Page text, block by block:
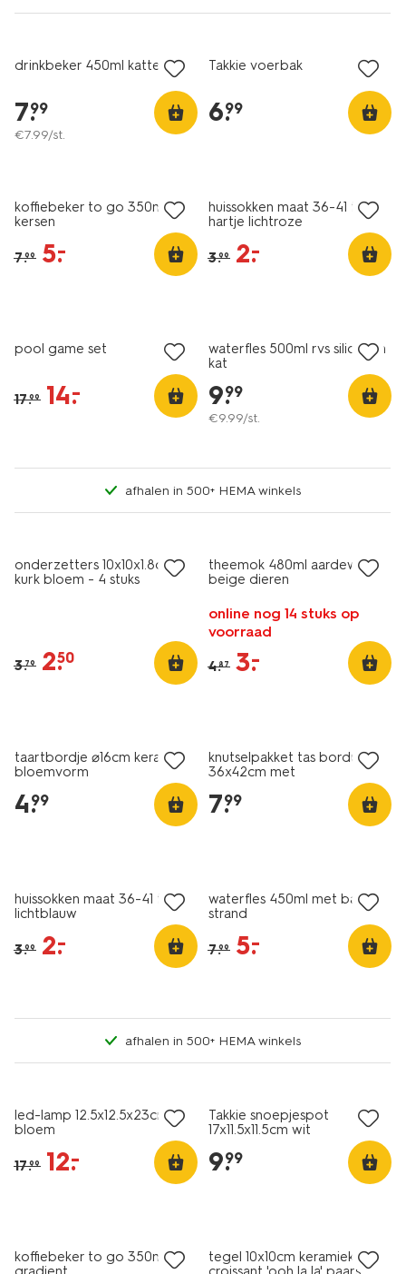
drinkbeker 450ml katten
7.
99
€7.99/st.
Takkie voerbak
6.
99
koffiebeker to go 350ml rvs
kersen
7.99 5.
–
huissokken maat 36-41 fluffy
hartje lichtroze
3.99 2.
–
pool game set
17.99 14.
–
waterfles 500ml rvs siliconen
kat
9.
99
€9.99/st.
afhalen in 500+ HEMA winkels
onderzetters 10x10x1.8cm
kurk bloem - 4 stuks
3.79 2.
50
theemok 480ml aardewerk
beige dieren
online nog 14 stuks op
voorraad
4.87 3.
–
taartbordje ⌀16cm keramiek
bloemvorm
4.
99
knutselpakket tas borduren
36x42cm met
7.
99
huissokken maat 36-41 fluffy
lichtblauw
3.99 2.
–
waterfles 450ml met bandje
strand
7.99 5.
–
afhalen in 500+ HEMA winkels
led-lamp 12.5x12.5x23cm
bloem
17.99 12.
–
Takkie snoepjespot
17x11.5x11.5cm wit
9.
99
koffiebeker to go 350ml rvs
tegel 10x10cm keramiek